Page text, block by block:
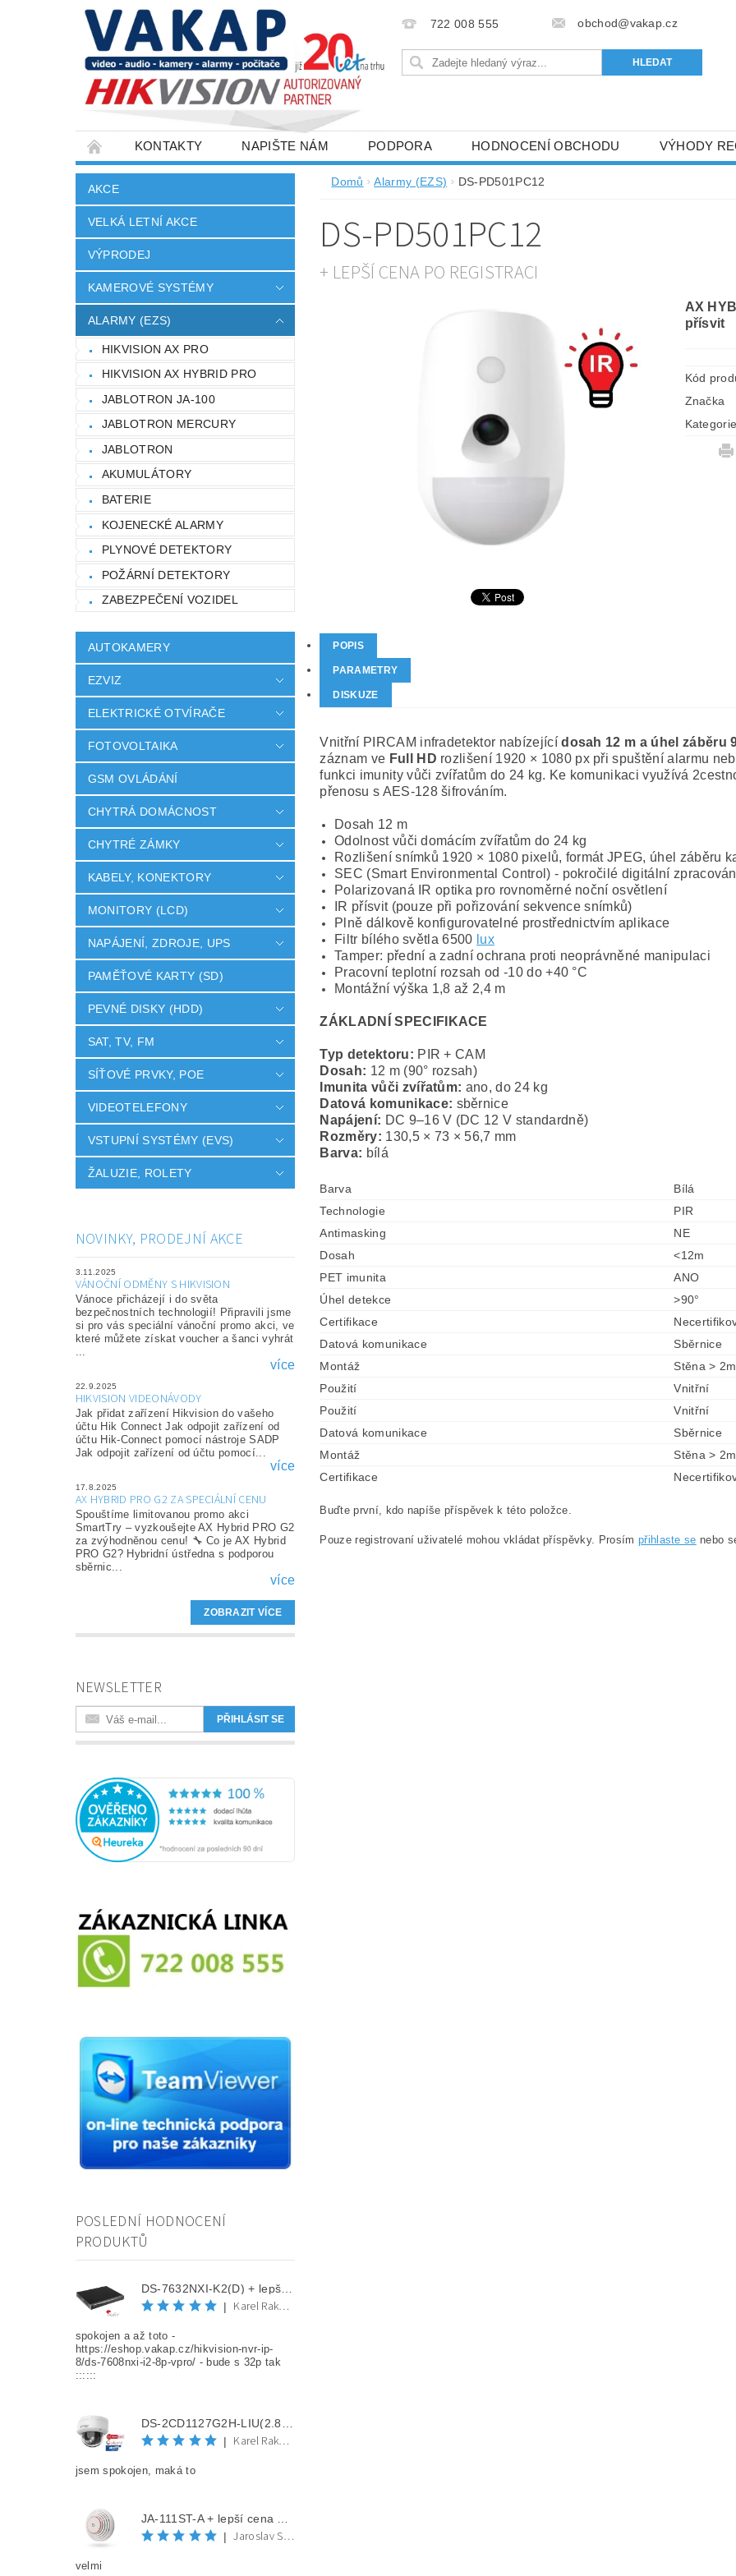
722 008 555 obchod@vakap.cz
KONTAKTY NAPIŠTE NÁM PODPORA HODNOCENÍ OBCHODU VÝHODY
SLOVNÍK POJMŮ VELKOOBCHOD
AKCE
VELKÁ LETNÍ AKCE
VÝPRODEJ
KAMEROVÉ SYSTÉMY
ALARMY (EZS)
HIKVISION AX PRO
HIKVISION AX HYBRID PRO
JABLOTRON JA-100
JABLOTRON MERCURY
JABLOTRON
AKUMULÁTORY
BATERIE
KOJENECKÉ ALARMY
PLYNOVÉ DETEKTORY
POŽÁRNÍ DETEKTORY
ZABEZPEČENÍ VOZIDEL
AUTOKAMERY
EZVIZ
ELEKTRICKÉ OTVÍRAČE
FOTOVOLTAIKA
GSM OVLÁDÁNÍ
CHYTRÁ DOMÁCNOST
CHYTRÉ ZÁMKY
KABELY, KONEKTORY
MONITORY (LCD)
NAPÁJENÍ, ZDROJE, UPS
PAMĚŤOVÉ KARTY (SD)
PEVNÉ DISKY (HDD)
SAT, TV, FM
SÍŤOVÉ PRVKY, POE
VIDEOTELEFONY
VSTUPNÍ SYSTÉMY (EVS)
ŽALUZIE, ROLETY
NOVINKY, PRODEJNÍ AKCE
3.11.2025
VÁNOČNÍ ODMĚNY S HIKVISION
Vánoce přicházejí i do světa
bezpečnostních technologií! Připravili jsme
si pro vás speciální vánoční promo akci, ve
které můžete získat voucher a šanci vyhrát
...
více
22.9.2025
HIKVISION VIDEONÁVODY
Jak přidat zařízení Hikvision do vašeho
účtu Hik Connect Jak odpojit zařízení od
účtu Hik-Connect pomocí nástroje SADP
Jak odpojit zařízení od účtu pomocí...
více
17.8.2025
AX HYBRID PRO G2 ZA SPECIÁLNÍ CENU
Spouštíme limitovanou promo akci
SmartTry – vyzkoušejte AX Hybrid PRO G2
za zvýhodněnou cenu! 🔧 Co je AX Hybrid
PRO G2? Hybridní ústředna s podporou
sběrnic...
více
ZOBRAZIT VÍCE
NEWSLETTER
POSLEDNÍ HODNOCENÍ
PRODUKTŮ
DS-7632NXI-K2(D) + lepší cena po registraci
|
Karel Rakovec
spokojen a až toto -
https://eshop.vakap.cz/hikvision-nvr-ip-
8/ds-7608nxi-i2-8p-vpro/ - bude s 32p tak
::::::
DS-2CD1127G2H-LIU(2.8mm) + lepší cena po registraci
|
Karel Rakovec
jsem spokojen, maká to
JA-111ST-A + lepší cena po registraci
|
Jaroslav Spěváček
velmi
Domů Alarmy (EZS) DS-PD501PC12
DS-PD501PC12
+ LEPŠÍ CENA PO REGISTRACI
AX
přísvit
Kód
Značka
Kategorie
POPIS
PARAMETRY
DISKUZE
Vnitřní PIRCAM infradetektor nabízejícídosah 12 m a úhel záběru
záznam ve Full HD rozlišení 1920 × 1080 px při spuštění alarmu
funkci imunity vůči zvířatům do 24 kg. Ke komunikaci využívá
přenosu s AES-128 šifrováním.
Dosah 12 m
Odolnost vůči domácím zvířatům do 24 kg
Rozlišení snímků 1920 × 1080 pixelů, formát JPEG, úhel záběru
SEC (Smart Environmental Control) - pokročilé digitální
Polarizovaná IR optika pro rovnoměrné noční osvětlení
IR přísvit (pouze při pořizování sekvence snímků)
Plně dálkově konfigurovatelné prostřednictvím aplikace
Filtr bílého světla 6500 lux
Tamper: přední a zadní ochrana proti neoprávněné manipulaci
Pracovní teplotní rozsah od -10 do +40 °C
Montážní výška 1,8 až 2,4 m
ZÁKLADNÍ SPECIFIKACE
Typ detektoru: PIR + CAM
Dosah: 12 m (90° rozsah)
Imunita vůči zvířatům: ano, do 24 kg
Datová komunikace: sběrnice
Napájení: DC 9–16 V (DC 12 V standardně)
Rozměry: 130,5 × 73 × 56,7 mm
Barva: bílá
Barva
Bílá
Technologie
PIR
Antimasking
NE
Dosah
<12m
PET imunita
ANO
Úhel detekce
>90°
Certifikace
Datová komunikace
Sběrnice
Montáž
Stěna > 2m
Použití
Vnitřní
Použití
Vnitřní
Datová komunikace
Sběrnice
Montáž
Stěna > 2m
Certifikace
Buďte první, kdo napíše příspěvek k této položce.
Pouze registrovaní uživatelé mohou vkládat příspěvky. Prosím přihlaste se nebo